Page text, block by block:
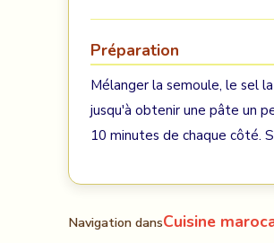
Préparation
Mélanger la semoule, le sel
jusqu'à obtenir une pâte un
10 minutes de chaque côté.
Navigation dansCuisine